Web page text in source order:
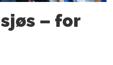
– for